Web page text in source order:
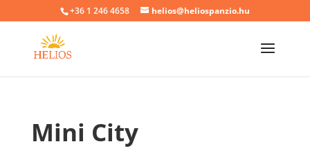
+36 1 246 4658 helios@heliospanzio.hu
Mini City